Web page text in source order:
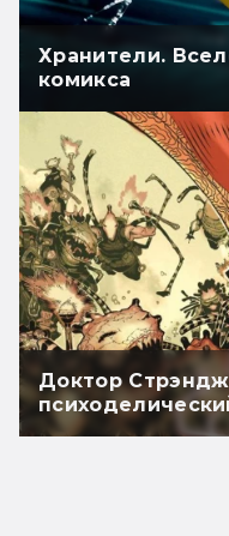
Хранители.
комикса
Доктор